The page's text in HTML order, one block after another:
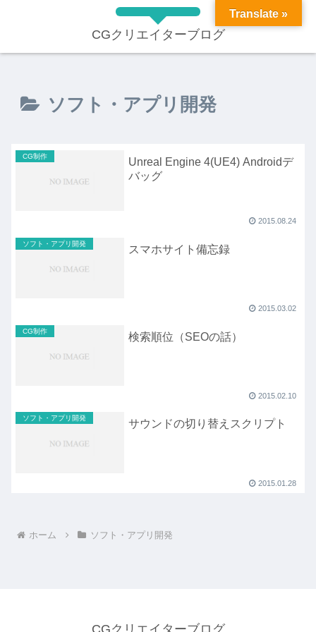
CGクリエイターブログ
ソフト・アプリ開発
CG制作
Unreal Engine 4(UE4) Androidデ
バッグ
2015.08.24
ソフト・アプリ開発 スマホサイト備忘録
2015.03.02
CG制作 検索順位（SEOの話）
2015.02.10
ソフト・アプリ開発 サウンドの切り替えスクリプト
2015.01.28
ホーム ソフト・アプリ開発
CGクリエイターブログ
Translate »